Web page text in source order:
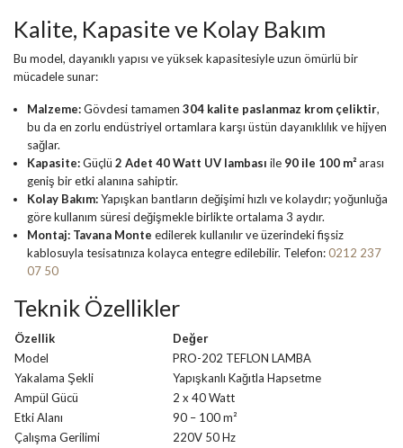
Kalite, Kapasite ve Kolay Bakım
Bu model, dayanıklı yapısı ve yüksek kapasitesiyle uzun ömürlü bir
mücadele sunar:
Malzeme:Gövdesi tamamen 304 kalite paslanmaz krom çeliktir,
bu da en zorlu endüstriyel ortamlara karşı üstün dayanıklılık ve hijyen
sağlar.
Kapasite:Güçlü 2 Adet 40 Watt UV lambası ile 90 ile 100 m²arası
geniş bir etki alanına sahiptir.
Kolay Bakım:Yapışkan bantların değişimi hızlı ve kolaydır; yoğunluğa
göre kullanım süresi değişmekle birlikte ortalama 3 aydır.
Montaj: Tavana Monte edilerek kullanılır ve üzerindeki fişsiz
kablosuyla tesisatınıza kolayca entegre edilebilir. Telefon:0212 237
07 50
Teknik Özellikler
Özellik
Değer
Model
PRO-202 TEFLON LAMBA
Yakalama Şekli
Yapışkanlı Kağıtla Hapsetme
Ampül Gücü
2 x 40 Watt
Etki Alanı
90 – 100 m²
Çalışma Gerilimi
220V 50 Hz